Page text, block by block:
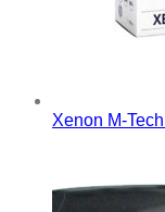
Xenon M-